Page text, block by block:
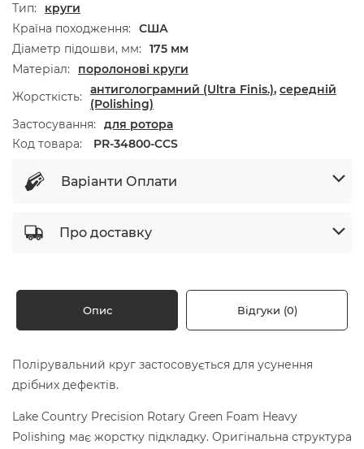
Тип
круги
Країна походження
США
Діаметр підошви, мм
175 мм
Матеріал
поролонові круги
Жорсткість
антиголограмний (Ultra Finis.), середній
(Polishing)
Застосування
для ротора
Код товара:
PR-34800-CCS
Варіанти Оплати
Про доставку
Опис Відгуки (0)
Полірувальний круг застосовується для усунення
дрібних дефектів.
Lake Country Precision Rotary Green Foam Heavy
Polishing має жорстку підкладку. Оригінальна структура